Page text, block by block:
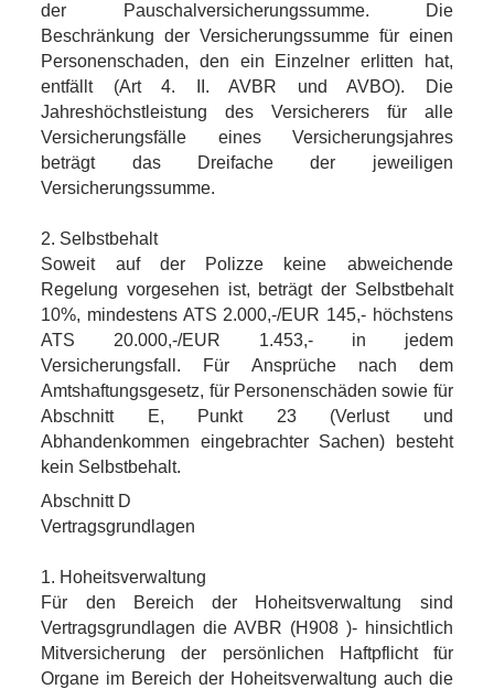
der Pauschalversicherungssumme. Die
Beschränkung der Versicherungssumme für einen
Personenschaden, den ein Einzelner erlitten hat,
entfällt (Art 4. II. AVBR und AVBO). Die
Jahreshöchstleistung des Versicherers für alle
Versicherungsfälle eines Versicherungsjahres
beträgt das Dreifache der jeweiligen
Versicherungssumme.
2. Selbstbehalt
Soweit auf der Polizze keine abweichende
Regelung vorgesehen ist, beträgt der Selbstbehalt
10%, mindestens ATS 2.000,-/EUR 145,- höchstens
ATS 20.000,-/EUR 1.453,- in jedem
Versicherungsfall. Für Ansprüche nach dem
Amtshaftungsgesetz, für Personenschäden sowie für
Abschnitt E, Punkt 23 (Verlust und
Abhandenkommen eingebrachter Sachen) besteht
kein Selbstbehalt.
Abschnitt D
Vertragsgrundlagen
1. Hoheitsverwaltung
Für den Bereich der Hoheitsverwaltung sind
Vertragsgrundlagen die AVBR (H908 )- hinsichtlich
Mitversicherung der persönlichen Haftpflicht für
Organe im Bereich der Hoheitsverwaltung auch die